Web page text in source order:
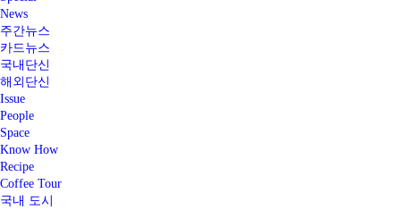
News
주간뉴스
카드뉴스
국내단신
해외단신
Issue
People
Space
Know How
Recipe
Coffee Tour
국내 도시